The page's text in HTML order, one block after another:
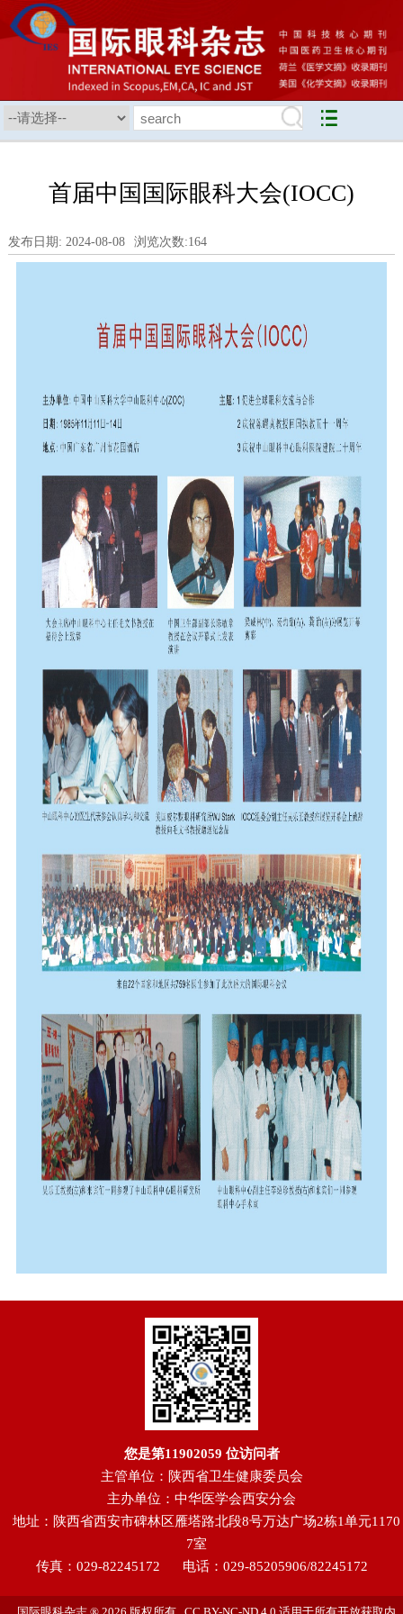
首届中国国际眼科大会(IOCC)
发布日期: 2024-08-08 浏览次数:164
您是第11902059 位访问者
主管单位：陕西省卫生健康委员会
主办单位：中华医学会西安分会
地址：陕西省西安市碑林区雁塔路北段8号万达广场2栋1单元1170
7室
传真：029-82245172
电话：029-85205906/82245172